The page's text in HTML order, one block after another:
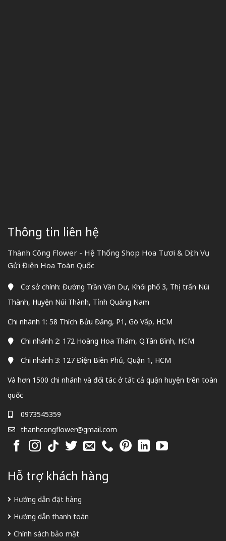
Thông tin liên hệ
Thành Công Flower - Hệ Thống Shop Hoa Tươi & Dịch Vụ
Gửi Điện Hoa Toàn Quốc
Cơ sở chính: Đường Trần Văn Dư, Khối phố 3, Thị trấn Núi
Thành, Huyện Núi Thành, Tỉnh Quảng Nam
Chi nhánh 1: 58 Thích Bửu Đăng, P1, Gò Vấp, HCM
Chi nhánh 2: 172 Hoàng Hoa Thám, Q.Tân Bình, HCM
Chi nhánh 3: 127 Điện Biên Phủ, Quận 1, HCM
Và hơn 1500 chi nhánh và đối tác ở tất cả quận huyện trên toàn
quốc
0973545359
thanhcongflower@gmail.com
Hỗ trợ khách hàng
Hướng dẫn đặt hàng
Hướng dẫn thanh toán
Chính sách bảo mật